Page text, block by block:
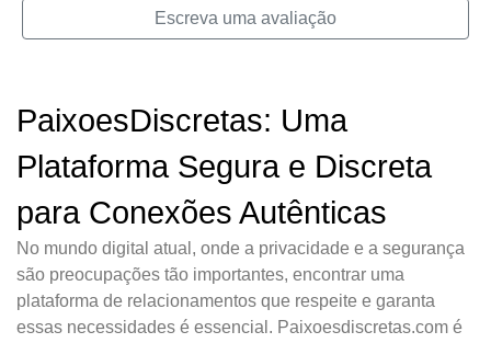
Escreva uma avaliação
PaixoesDiscretas: Uma
Plataforma Segura e Discreta
para Conexões Autênticas
No mundo digital atual, onde a privacidade e a segurança
são preocupações tão importantes, encontrar uma
plataforma de relacionamentos que respeite e garanta
essas necessidades é essencial. Paixoesdiscretas.com é